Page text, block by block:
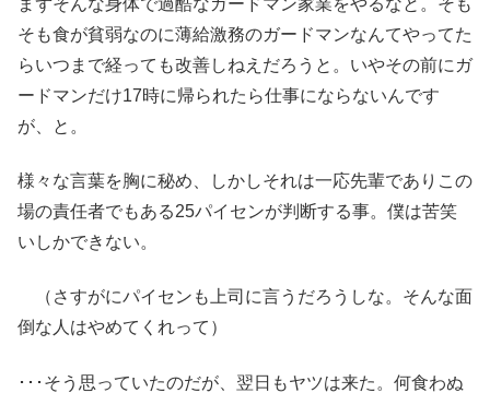
そも食が貧弱なのに薄給激務のガードマンなんてやってた
らいつまで経っても改善しねえだろうと。いやその前にガ
ードマンだけ17時に帰られたら仕事にならないんです
が、と。
様々な言葉を胸に秘め、しかしそれは一応先輩でありこの
場の責任者でもある25パイセンが判断する事。僕は苦笑
いしかできない。
（さすがにパイセンも上司に言うだろうしな。そんな面
倒な人はやめてくれって）
･･･そう思っていたのだが、翌日もヤツは来た。何食わぬ